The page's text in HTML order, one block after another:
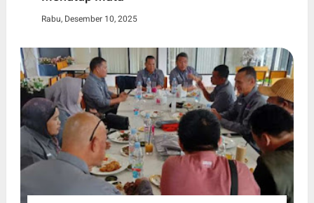
Rabu, Desember 10, 2025